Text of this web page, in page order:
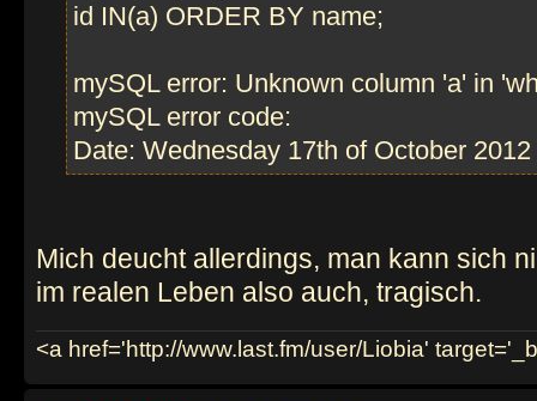
id IN(a) ORDER BY name;
mySQL error: Unknown column 'a' in
mySQL error code:
Date: Wednesday 17th of October
Mich deucht allerdings, man kann sich
im realen Leben also auch, tragisch.
<a href='http://www.last.fm/user/Liobia'